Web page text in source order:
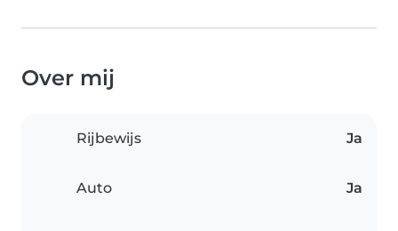
Over mij
Rijbewijs Ja
Auto Ja